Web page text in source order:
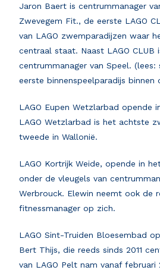
Jaron Baert is centrummanager
Zwevegem Fit., de eerste LAGO
van LAGO zwemparadijzen waar
centraal staat. Naast LAGO CLUB
centrummanager van Speel.
eerste binnenspeelparadijs binnen
LAGO Eupen Wetzlarbad opende
LAGO Wetzlarbad is het achtste
tweede in Wallonië.
LAGO Kortrijk Weide, opende in
onder de vleugels van
Werbrouck. Elewin neemt ook de
fitnessmanager op zich.
LAGO Sint-Truiden Bloesembad
Bert Thijs, die reeds sinds 2011
van LAGO Pelt nam vanaf februari